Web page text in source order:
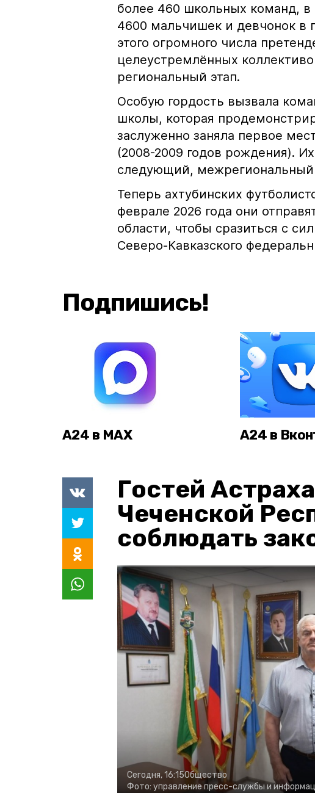
более 460 школьных команд,
4600 мальчишек и девчонок в
этого огромного числа
целеустремлённых
региональный этап.
Особую гордость вызвала
школы, которая
заслуженно заняла первое
(2008-2009 годов рождения).
следующий,
Теперь ахтубинских
феврале 2026 года они
области, чтобы сразиться с
Северо-Кавказского
Подпишись!
А24 в MAX А24 в
Гостей
Чеченской
соблюдать
Сегодня, 16:15Общество
Фото: управление пресс-службы и